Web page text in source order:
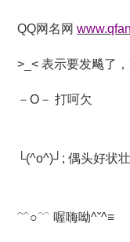
QQ网名网
>_< 表示要发飚了
－O－ 打呵欠
└(^o^)┘; 偶头好状
﹌○﹋ 喔嗨呦^ˇ^≡